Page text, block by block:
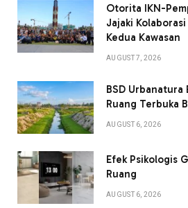
Otorita IKN-
Jajaki
Kedua Kawasan
AUGUST 7, 2026
BSD Urbanatura
Ruang Terbuka
AUGUST 6, 2026
Efek Psikologis
Ruang
AUGUST 6, 2026